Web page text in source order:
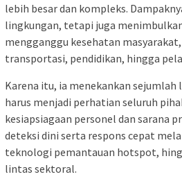
lebih besar dan kompleks.
lingkungan, tetapi juga
mengganggu kesehatan
transportasi, pendidikan, hingga
Karena itu, ia menekankan
harus menjadi perhatian seluruh
kesiapsiagaan personel dan sarana
deteksi dini serta respons cepat
teknologi pemantauan hotspot,
lintas sektoral.